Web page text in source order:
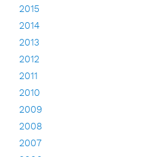
2015
2014
2013
2012
2011
2010
2009
2008
2007